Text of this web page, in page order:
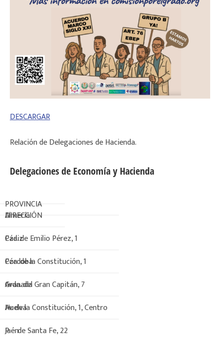
DESCARGAR
Relación de Delegaciones de Hacienda.
Delegaciones de Economía y Hacienda
PROVINCIA
DIRECCIÓN
Almería
Pza. de Emilio Pérez, 1
Cádiz
Pza. de la Constitución, 1
Córdoba
Avda. del Gran Capitán, 7
Granada
Av. de la Constitución, 1, Centro
Huelva
Pº de Santa Fe, 22
Jaén